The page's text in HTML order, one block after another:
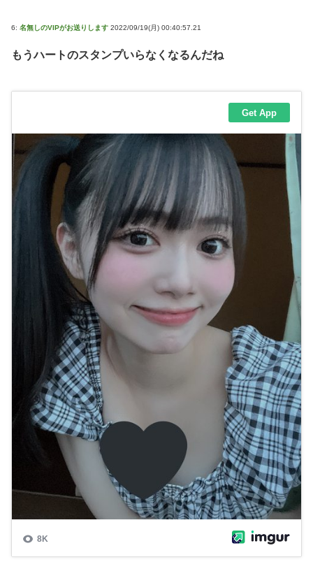
6: 名無しのVIPがお送りします 2022/09/19(月) 00:40:57.21
もうハートのスタンプいらなくなるんだね